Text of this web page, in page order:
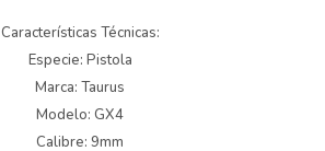
Características Técnicas:
Especie: Pistola
Marca: Taurus
Modelo: GX4
Calibre: 9mm